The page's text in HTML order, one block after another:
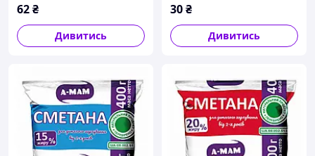
62₴
Дивитись
30₴
Дивитись